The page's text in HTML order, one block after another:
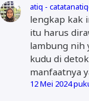
atiq -
lengkap kak
itu harus
lambung nih
kudu di
manfaatnya
12 Mei 2024